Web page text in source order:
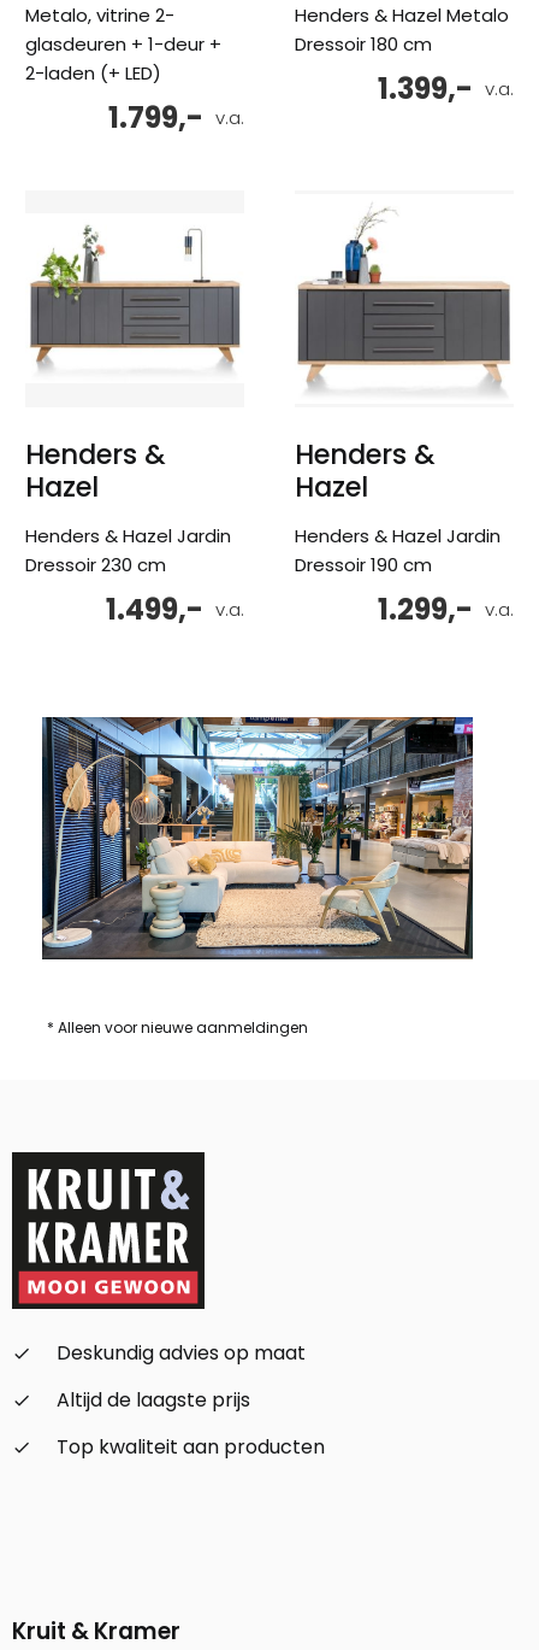
Metalo, vitrine 2-
glasdeuren + 1-deur +
2-laden (+ LED)
v.a.
1.799,-
Henders & Hazel Metalo
Dressoir 180 cm
v.a.
1.399,-
Henders &
Hazel
Henders & Hazel Jardin
Dressoir 230 cm
v.a.
1.499,-
Henders &
Hazel
Henders & Hazel Jardin
Dressoir 190 cm
v.a.
1.299,-
* Alleen voor nieuwe aanmeldingen
check_small
Deskundig advies op maat
check_small
Altijd de laagste prijs
check_small
Top kwaliteit aan producten
Kruit & Kramer